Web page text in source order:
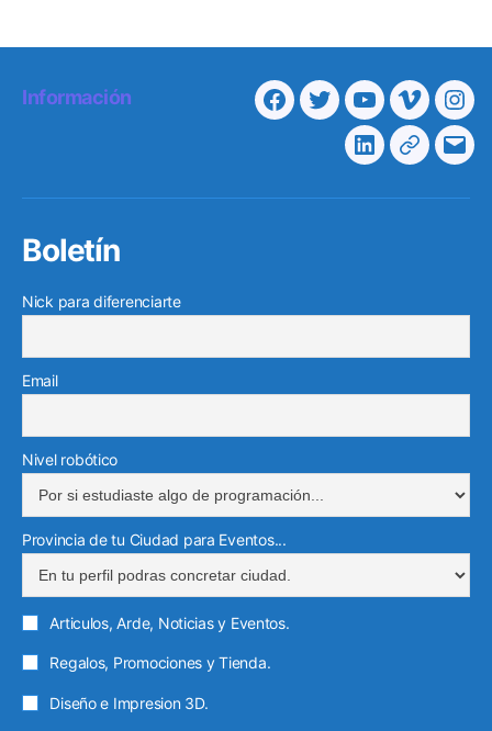
Información
Facebook
TwitterYoutubeVimeo
LinkedinTelegram
Boletín
Nick para diferenciarte
Email
Nivel robótico
Provincia de tu Ciudad para Eventos...
Articulos, Arde, Noticias y Eventos.
Regalos, Promociones y Tienda.
Diseño e Impresion 3D.